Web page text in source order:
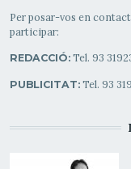
Per posar-vos en
participar:
REDACCIÓ:Tel. 93
PUBLICITAT:Tel. 93